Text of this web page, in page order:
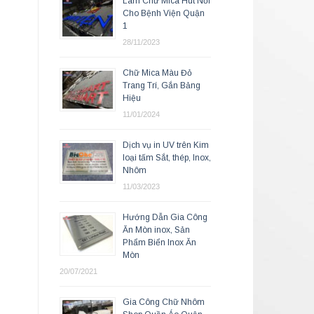
Cho Bệnh Viện Quận
1
28/11/2023
Chữ Mica Màu Đỏ
Trang Trí, Gắn Bảng
Hiệu
11/01/2024
Dịch vụ in UV trên Kim
loại tấm Sắt, thép, Inox,
Nhôm
11/03/2023
Hướng Dẫn Gia Công
Ăn Mòn inox, Sản
Phẩm Biển Inox Ăn
Mòn
20/07/2021
Gia Công Chữ Nhôm